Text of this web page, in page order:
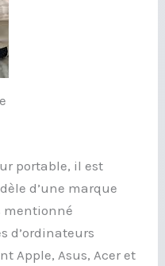
portable, il est
d’une marque
mentionné
d’ordinateurs
Apple, Asus, Acer et